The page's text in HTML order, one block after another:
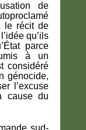
de
le récit de
qu’ils
parce
à un
considéré
génocide,
l’excuse
cause du
sud-